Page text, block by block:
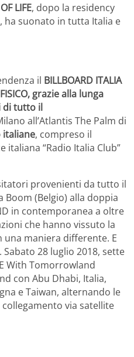
LIFE, dopo la residency
ha suonato in tutta Italia e
il BILLBOARD ITALIA
FISICO, grazie alla lunga
di tutto il
all’Atlantis The Palm di
italiane, compreso il
“Radio Italia Club”
provenienti da tutto il
(Belgio) alla doppia
in contemporanea a oltre
che hanno vissuto la
una maniera differente. E
28 luglio 2018, sette
With Tomorrowland
con Abu Dhabi, Italia,
e Taiwan, alternando le
via satellite